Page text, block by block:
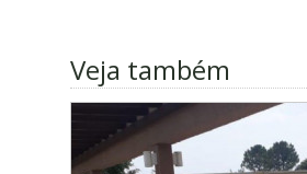
Veja também